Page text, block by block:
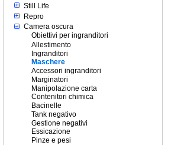
Still Life
Repro
Camera oscura
Obiettivi per ingranditori
Allestimento
Ingranditori
Maschere
Accessori ingranditori
Marginatori
Manipolazione carta
Contenitori chimica
Bacinelle
Tank negativo
Gestione negativi
Essicazione
Pinze e pesi